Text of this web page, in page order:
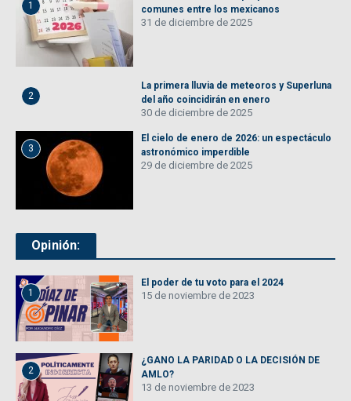
1
comunes entre los mexicanos
31 de diciembre de 2025
2
La primera lluvia de meteoros y Superluna
del año coincidirán en enero
30 de diciembre de 2025
3
El cielo de enero de 2026: un espectáculo
astronómico imperdible
29 de diciembre de 2025
Opinión:
1
El poder de tu voto para el 2024
15 de noviembre de 2023
2
¿GANO LA PARIDAD O LA DECISIÓN DE
AMLO?
13 de noviembre de 2023